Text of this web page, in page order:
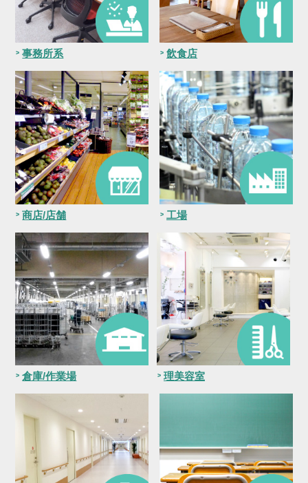
事務所系 飲食店
商店/店舗 工場
倉庫/作業場 理美容室